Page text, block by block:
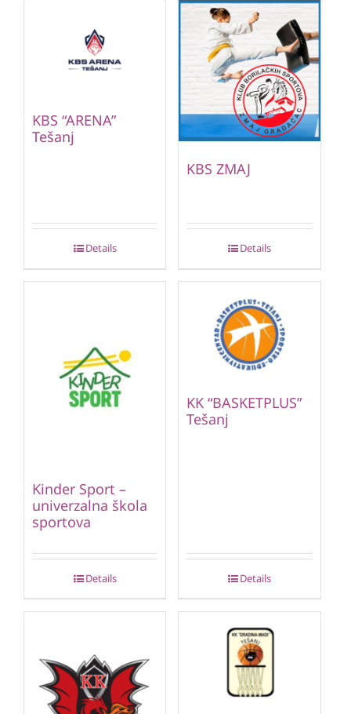
KBS “ARENA”
Tešanj
Details
KBS ZMAJ
Details
Kinder Sport –
univerzalna škola
sportova
Details
KK “BASKETPLUS”
Tešanj
Details